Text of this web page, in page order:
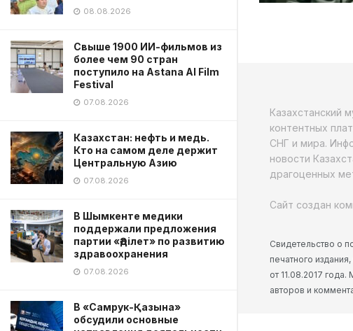
08.08.2026
Свыше 1900 ИИ-фильмов из
более чем 90 стран
поступило на Astana AI Film
Festival
07.08.2026
Казахстан: нефть и медь.
Кто на самом деле держит
Центральную Азию
07.08.2026
В Шымкенте медики
поддержали предложения
партии «Әділет» по развитию
здравоохранения
07.08.2026
В «Самрук-Қазына»
обсудили основные
Казахстанский
контентных
СНГ и мира.
новости
драгоценных
Сайт создан
Свидетельство о
печатного
от 11.08.2017
авторов и